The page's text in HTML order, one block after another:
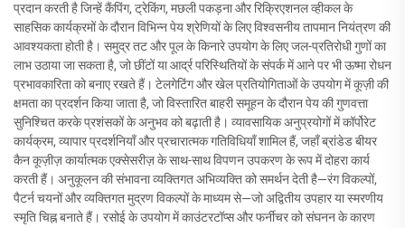
प्रदान करती है जिन्हें कैंपिंग, ट्रेकिंग, मछली पकड़ना और रिक्रिएशनल व्हीकल के
साहसिक कार्यक्रमों के दौरान विभिन्न पेय श्रेणियों के लिए विश्वसनीय तापमान नियंत्रण की
आवश्यकता होती है। समुद्र तट और पूल के किनारे उपयोग के लिए जल-प्रतिरोधी गुणों का
लाभ उठाया जा सकता है, जो छींटों या आर्द्र परिस्थितियों के संपर्क में आने पर भी ऊष्मा रोधन
प्रभावकारिता को बनाए रखते हैं। टेलगेटिंग और खेल प्रतियोगिताओं के उपयोग में कूज़ी की
क्षमता का प्रदर्शन किया जाता है, जो विस्तारित बाहरी समूहन के दौरान पेय की गुणवत्ता
सुनिश्चित करके प्रशंसकों के अनुभव को बढ़ाती है। व्यावसायिक अनुप्रयोगों में कॉर्पोरेट
कार्यक्रम, व्यापार प्रदर्शनियाँ और प्रचारात्मक गतिविधियाँ शामिल हैं, जहाँ ब्रांडेड बीयर
कैन कूज़ीज़ कार्यात्मक एक्सेसरीज़ के साथ-साथ विपणन उपकरण के रूप में दोहरा कार्य
करती हैं। अनुकूलन की संभावना व्यक्तिगत अभिव्यक्ति को समर्थन देती है—रंग विकल्पों,
पैटर्न चयनों और व्यक्तिगत मुद्रण विकल्पों के माध्यम से—जो अद्वितीय उपहार या स्मरणीय
स्मृति चिह्न बनाते हैं। रसोई के उपयोग में काउंटरटॉप्स और फर्नीचर को संघनन के कारण